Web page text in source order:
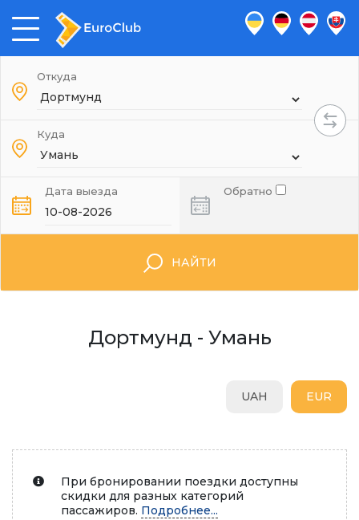
Откуда
Куда
Дата выезда Обратно
НАЙТИ
Дортмунд - Умань
EUR
UAH
При бронировании поездки доступны
скидки для разных категорий
пассажиров. Подробнее...